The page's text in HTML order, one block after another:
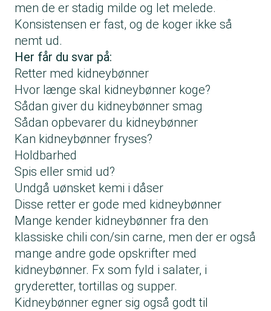
men de er stadig milde og let melede.
Konsistensen er fast, og de koger ikke så
nemt ud.
Her får du svar på:
Retter med kidneybønner
Hvor længe skal kidneybønner koge?
Sådan giver du kidneybønner smag
Sådan opbevarer du kidneybønner
Kan kidneybønner fryses?
Holdbarhed
Spis eller smid ud?
Undgå uønsket kemi i dåser
Disse retter er gode med kidneybønner
Mange kender kidneybønner fra den
klassiske chili con/sin carne, men der er også
mange andre gode opskrifter med
kidneybønner. Fx som fyld i salater, i
gryderetter, tortillas og supper.
Kidneybønner egner sig også godt til